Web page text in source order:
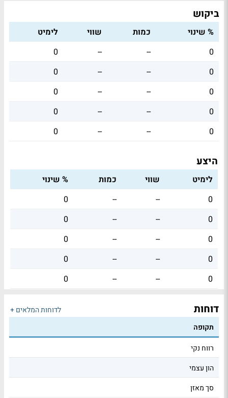
ביקוש
% שינוי כמות שווי
לימיט
0
--
--
0
0
--
--
0
0
--
--
0
0
--
--
0
0
--
--
0
היצע
לימיט שווי כמות
% שינוי
0
--
--
0
0
--
--
0
0
--
--
0
0
--
--
0
0
--
--
0
דוחות
לדוחות המלאים +
תקופה
רווח נקי
הון עצמי
סך מאזן